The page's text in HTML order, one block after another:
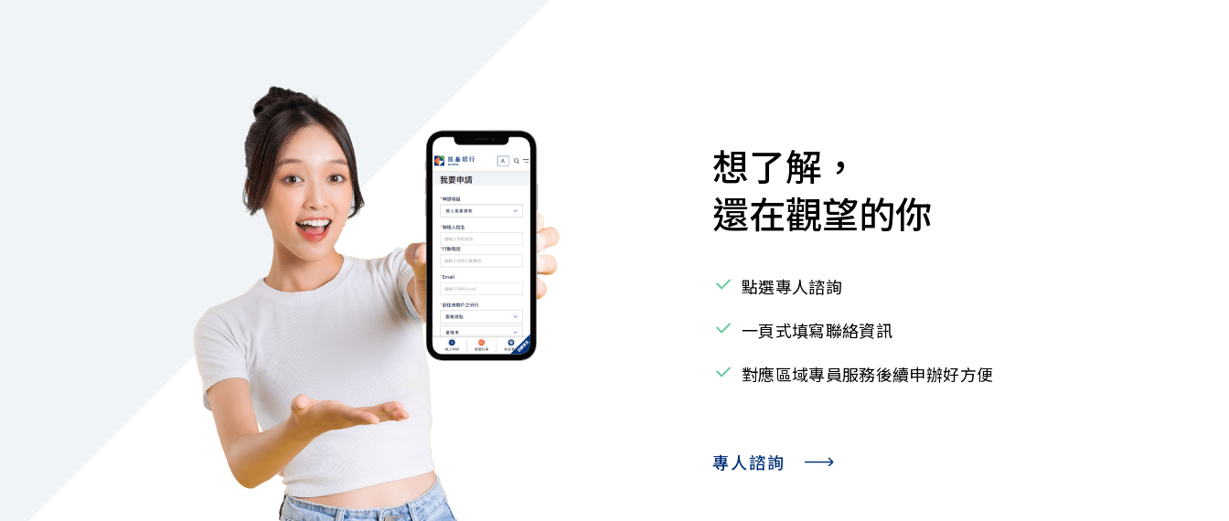
想了解，
還在觀望的你
點選專人諮詢
一頁式填寫聯絡資訊
對應區域專員服務後續申辦好方便
專人諮詢